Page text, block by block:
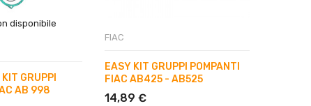
disponibile
GRUPPI
AB 998
FIAC
EASY KIT GRUPPI POMPANTI
FIAC AB425 - AB525
14,89 €